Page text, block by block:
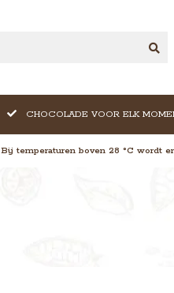
CHOCOLADE VOOR ELK
Bij temperaturen boven 28 °C wordt